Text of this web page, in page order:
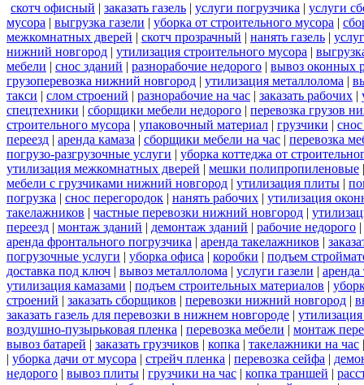
скотч офисный | заказать газель | услуги погрузчика | услуги
мусора | выгрузка газели | уборка от строительного мусора |
межкомнатных дверей | скотч прозрачный | нанять газель |
нижний новгород | утилизация строительного мусора |
мебели | снос зданий | разнорабочие недорого | вывоз оконных
грузоперевозка нижний новгород | утилизация металлолома |
такси | слом строений | разнорабочие на час | заказать рабочих |
спецтехники | сборщики мебели недорого | перевозка грузов
строительного мусора | упаковочный материал | грузчики |
переезд | аренда камаза | сборщики мебели на час | перевозка
погрузо-разгрузочные услуги | уборка коттеджа от
утилизация межкомнатных дверей | мешки полипропиленовые
мебели с грузчиками нижний новгород | утилизация плиты |
погрузка | снос перегородок | нанять рабочих | утилизация
такелажников | частные перевозки нижний новгород |
переезд | монтаж зданий | демонтаж зданий | рабочие недорого |
аренда фронтального погрузчика | аренда такелажников |
погрузочные услуги | уборка офиса | коробки | подъем
доставка под ключ | вывоз металлолома | услуги газели | аренда
утилизация камазами | подъем строительных материалов |
строений | заказать сборщиков | перевозки нижний новгород |
заказать газель для перевозки в нижнем новгороде |
воздушно-пузырьковая пленка | перевозка мебели | монтаж
вывоз батарей | заказать грузчиков | копка | такелажники на час
| уборка дачи от мусора | стрейч пленка | перевозка сейфа |
недорого | вывоз плиты | грузчики на час | копка траншей |